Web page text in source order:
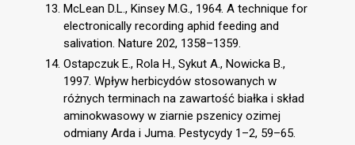
McLean D.L., Kinsey M.G., 1964. A technique for
electronically recording aphid feeding and
salivation. Nature 202, 1358–1359.
Ostapczuk E., Rola H., Sykut A., Nowicka B.,
1997. Wpływ herbicydów stosowanych w
różnych terminach na zawartość białka i skład
aminokwasowy w ziarnie pszenicy ozimej
odmiany Arda i Juma. Pestycydy 1–2, 59–65.